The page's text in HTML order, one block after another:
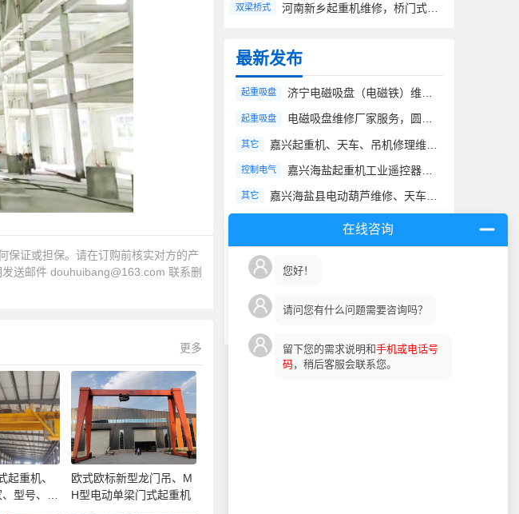
保证或担保。请在订购前核实对方的产
送邮件 douhuibang@163.com 联系删
更多
起重机、
型号、价
欧式欧标新型龙门吊、M
H型电动单梁门式起重机
双梁桥式 河南新乡起重机维修，桥门式起重机修理厂家服务
最新发布
起重吸盘 济宁电磁吸盘（电磁铁）维修厂家服务，价格合理
起重吸盘 电磁吸盘维修厂家服务，圆形、矩形电磁铁维修
其它 嘉兴起重机、天车、吊机修理维修厂家服务，费用合理
控制电气 嘉兴海盐起重机工业遥控器维修、加装、改造服务
其它 嘉兴海盐县电动葫芦维修、天车吊机行吊修理改造配件
其它 西安起重机维修厂家服务、年检改造大修维保综合服务
双梁门式
双梁桥式
在线咨询
您好！
请问您有什么问题需要咨询吗？
留下您的需求说明和手机或电话号
码，稍后客服会联系您。